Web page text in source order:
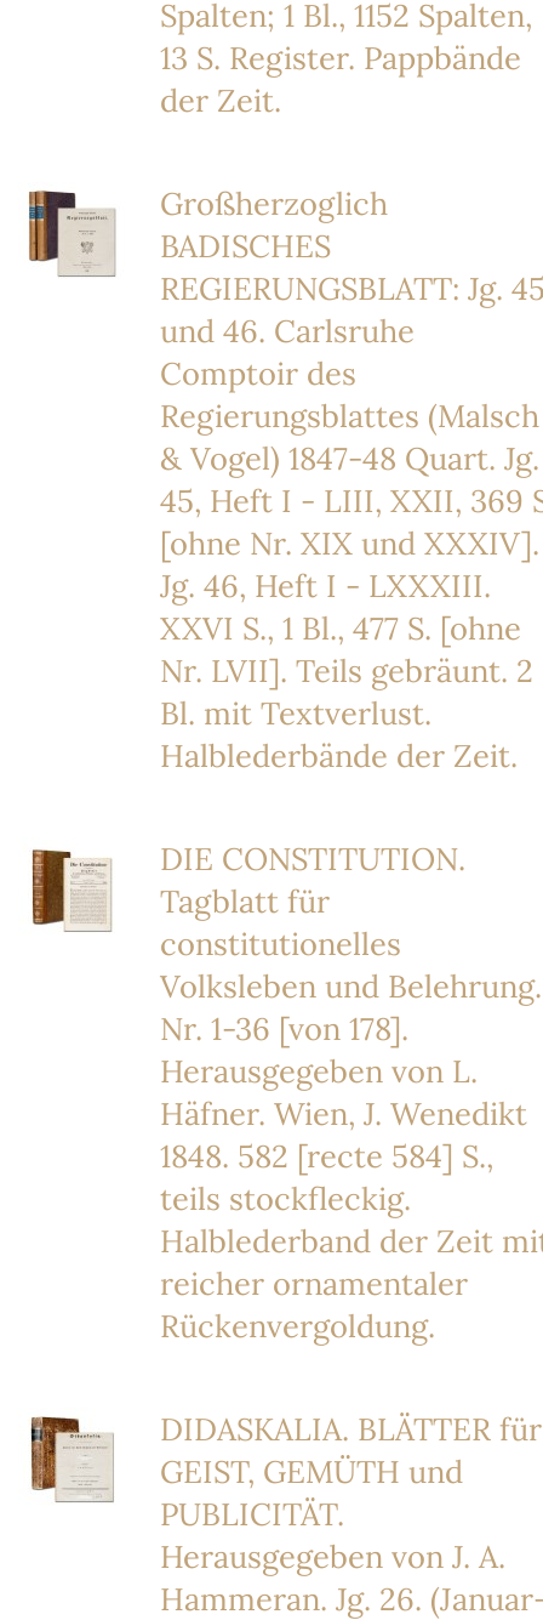
Spalten; 1 Bl., 1152 Spalten,
13 S. Register. Pappbände
der Zeit.
Großherzoglich
BADISCHES
REGIERUNGSBLATT: Jg.
und 46. Carlsruhe
Comptoir des
Regierungsblattes (Malsch
& Vogel) 1847-48 Quart. Jg.
45, Heft I - LIII, XXII, 369
[ohne Nr. XIX und XXXIV].
Jg. 46, Heft I - LXXXIII.
XXVI S., 1 Bl., 477 S. [ohne
Nr. LVII]. Teils gebräunt. 2
Bl. mit Textverlust.
Halblederbände der Zeit.
DIE CONSTITUTION.
Tagblatt für
constitutionelles
Volksleben und Belehrung.
Nr. 1-36 [von 178].
Herausgegeben von L.
Häfner. Wien, J. Wenedikt
1848. 582 [recte 584] S.,
teils stockfleckig.
Halblederband der Zeit
reicher ornamentaler
Rückenvergoldung.
DIDASKALIA. BLÄTTER für
GEIST, GEMÜTH und
PUBLICITÄT.
Herausgegeben von J. A.
Hammeran. Jg. 26.